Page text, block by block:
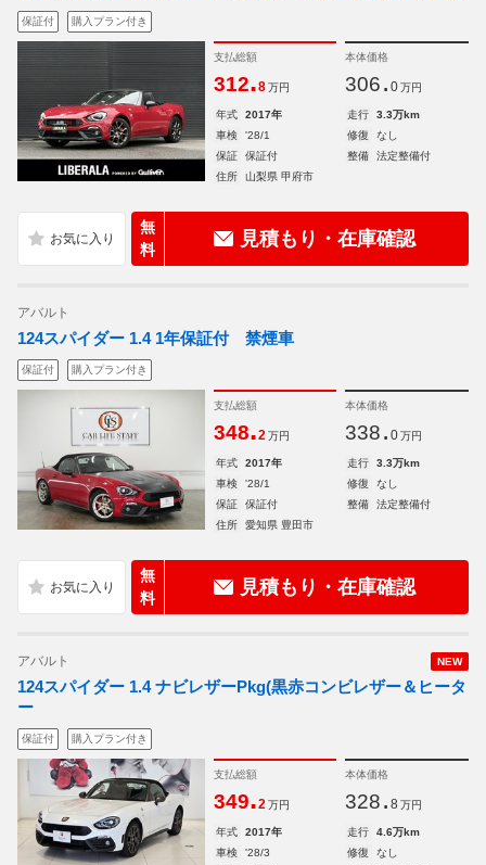
保証付 購入プラン付き
支払総額
312.8 万円
本体価格
306. 0 万円
年式 2017年 走行
3.3万km
車検
'28/1 修復
なし
保証
保証付 整備
法定整備付
住所
山梨県 甲府市
無
料
見積もり・在庫確認
アバルト
124スパイダー 1.4 1年保証付 禁煙車
保証付 購入プラン付き
支払総額
348.2 万円
本体価格
338. 0 万円
年式 2017年 走行
3.3万km
車検
'28/1 修復
なし
保証
保証付 整備
法定整備付
住所
愛知県 豊田市
無
料
見積もり・在庫確認
NEW
アバルト
124スパイダー 1.4 ナビレザーPkg(黒赤コンビレザー＆ヒータ
ー
保証付 購入プラン付き
支払総額
349.2 万円
本体価格
328. 8 万円
年式 2017年 走行
4.6万km
車検
'28/3 修復
なし